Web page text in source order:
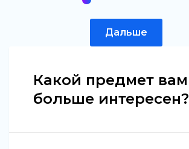
Дальше
Какой предмет вам
больше интересен?